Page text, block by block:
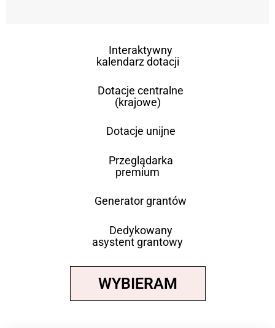
Interaktywny
kalendarz dotacji
Dotacje centralne
(krajowe)
Dotacje unijne
Przeglądarka
premium
Generator grantów
Dedykowany
asystent grantowy
WYBIERAM